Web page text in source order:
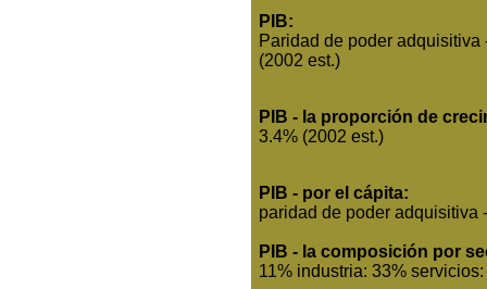
PIB:
Paridad de poder
(2002 est.)
PIB - la proporción de
3.4% (2002 est.)
PIB - por el cápita:
paridad de poder adquisitiva
PIB - la composición por
11% industria: 33%